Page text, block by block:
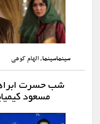
سینماسینما، الهام کوهی
شب حسرت
مسعود